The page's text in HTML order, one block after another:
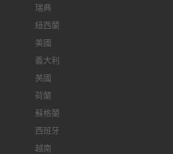
瑞典
紐西蘭
美國
義大利
英國
荷蘭
蘇格蘭
西班牙
越南